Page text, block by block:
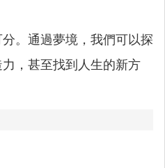
。通過夢境，我們可以探
，甚至找到人生的新方